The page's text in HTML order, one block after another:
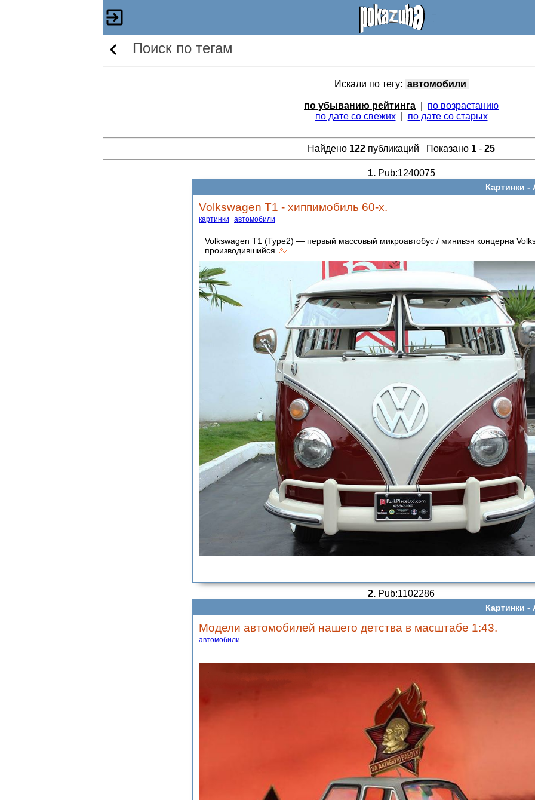
Поиск по тегам
Искали по тегу: автомобили
по убыванию рейтинга
по возрастанию
по дате со свежих| по дате со старых
Найдено 122 публикаций Показано 1 - 25
1.Pub:1240075
Картинки -
Volkswagen T1 - хиппимобиль 60-х.
картинки автомобили
Volkswagen T1 (Type2) — первый массовый микроавтобус / минивэн концерна
производившийся
2. Pub:1102286
Картинки -
Модели автомобилей нашего детства в масштабе 1:43.
автомобили